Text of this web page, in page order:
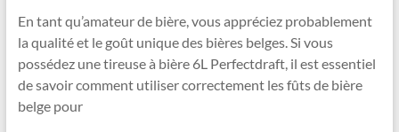
En tant qu’amateur de bière, vous appréciez probablement
la qualité et le goût unique des bières belges. Si vous
possédez une tireuse à bière 6L Perfectdraft, il est essentiel
de savoir comment utiliser correctement les fûts de bière
belge pour